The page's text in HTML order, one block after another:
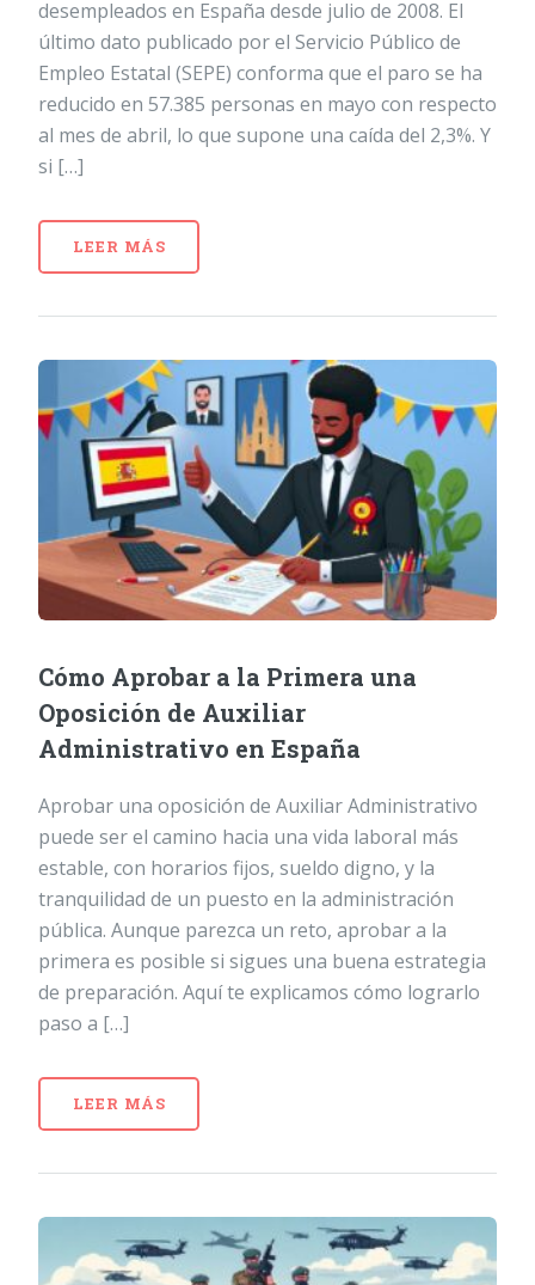
desempleados en España desde julio de 2008. El
último dato publicado por el Servicio Público de
Empleo Estatal (SEPE) conforma que el paro se ha
reducido en 57.385 personas en mayo con respecto
al mes de abril, lo que supone una caída del 2,3%. Y
si […]
LEER MÁS
Cómo Aprobar a la Primera una
Oposición de Auxiliar
Administrativo en España
Aprobar una oposición de Auxiliar Administrativo
puede ser el camino hacia una vida laboral más
estable, con horarios fijos, sueldo digno, y la
tranquilidad de un puesto en la administración
pública. Aunque parezca un reto, aprobar a la
primera es posible si sigues una buena estrategia
de preparación. Aquí te explicamos cómo lograrlo
paso a […]
LEER MÁS